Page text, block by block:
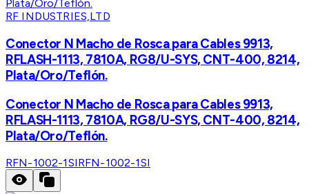
RF INDUSTRIES,LTD
Conector N Macho de Rosca para Cables 9913,
RFLASH-1113, 7810A, RG8/U-SYS, CNT-400, 8214,
Plata/Oro/Teflón.
Conector N Macho de Rosca para Cables 9913,
RFLASH-1113, 7810A, RG8/U-SYS, CNT-400, 8214,
Plata/Oro/Teflón.
RFN-1002-1SIRFN-1002-1SI